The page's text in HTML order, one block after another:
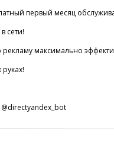
первый мecяц
сети!
макcимaльнo